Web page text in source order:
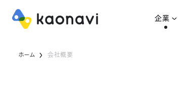
企業
ホーム 会社概要